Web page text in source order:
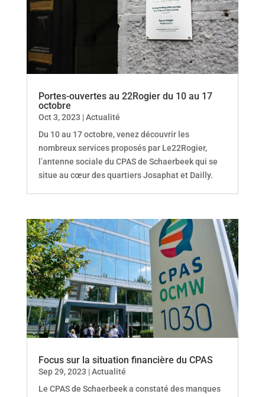
Portes-ouvertes au 22Rogier du 10 au 17
octobre
Oct 3, 2023 |Actualité
Du 10 au 17 octobre, venez découvrir les
nombreux services proposés par Le22Rogier,
l’antenne sociale du CPAS de Schaerbeek qui se
situe au cœur des quartiers Josaphat et Dailly.
Focus sur la situation financière du CPAS
Sep 29, 2023 |Actualité
Le CPAS de Schaerbeek a constaté des manques